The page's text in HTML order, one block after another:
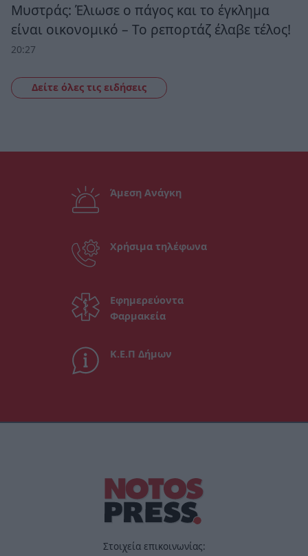
Μυστράς: Έλιωσε ο πάγος και το έγκλημα
είναι οικονομικό – Το ρεπορτάζ έλαβε τέλος!
20:27
Δείτε όλες τις ειδήσεις
Άμεση Ανάγκη
Χρήσιμα τηλέφωνα
Εφημερεύοντα
Φαρμακεία
Κ.Ε.Π Δήμων
Στοιχεία επικοινωνίας: